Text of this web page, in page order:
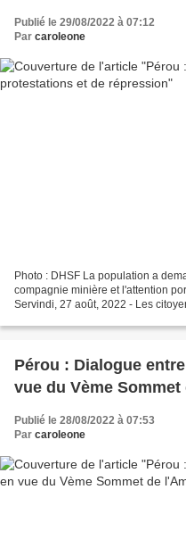
Publié le 29/08/2022 à 07:12
Par caroleone
Photo : DHSF La population a
compagnie minière et l'attention
Servindi, 27 août, 2022 - Les
Pérou : Dialogue
vue du Vème
Publié le 28/08/2022 à 07:53
Par caroleone